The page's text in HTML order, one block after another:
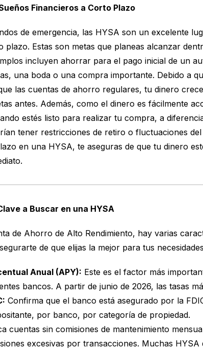
Financieros a Corto Plazo
de emergencia, las HYSA son un excelente
plazo. Estas son metas que planeas alcanzar
incluyen ahorrar para el pago inicial de un
una boda o una compra importante. Debido a
las cuentas de ahorro regulares, tu dinero
antes. Además, como el dinero es fácilmente
estés listo para realizar tu compra, a
tener restricciones de retiro o fluctuaciones
en una HYSA, te aseguras de que tu dinero
a Buscar en una HYSA
de Ahorro de Alto Rendimiento, hay varias
de que elijas la mejor para tus
Anual (APY): Este es el factor más
bancos. A partir de junio de 2026, las tasas
Confirma que el banco está asegurado por la
por banco, por categoría de propiedad.
cuentas sin comisiones de mantenimiento
excesivas por transacciones. Muchas